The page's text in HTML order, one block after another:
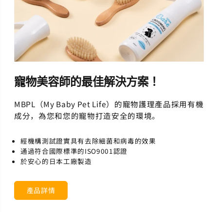
寵物美容師的最佳解決方案！
MBPL（My Baby Pet Life）的寵物護理產品採用有機
成分，為您和您的寵物打造安全的環境。
經機構測試證實具有去除細菌和病毒的效果
通過符合國際標準的ISO9001認證
於安心的日本工廠製造
產品詳情